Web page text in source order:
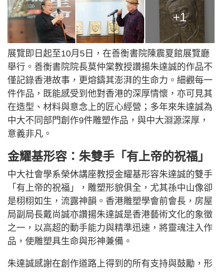
+1
展覽即日起至10月5日，在善衡書院陳震夏館展覽廳
舉行。善衡書院院長莫仲棠教授讚揚朱達誠的作品不
僅記錄香港故事，更熔鑄其澎湃的生命力。細觀每一
件作品，既能感受到他對香港的深厚情懷，亦可見其
在造型、材料與意念上的匠心經營；多年來朱達誠為
中大不同部門創作9件雕塑作品，與中大淵源深厚，
意義非凡。
金耀基形容：朱雙手「有上帝的祝福」
中大社會學系榮休講座教授金耀基形容朱達誠的雙手
「有上帝的祝福」，雕塑形貌俱全，尤其孫中山像卻
是栩栩如生，流露神韻。香港雕塑學會前會長，房屋
局副局長戴尚誠亦讚揚朱達誠是香港藝術文化的象徵
之一，以高超的動手能力與精準迅速，將靈魂注入作
品，使雕塑具生命與形神兼備。
朱達誠感謝在創作道路上得到的所有支持與鼓勵，形